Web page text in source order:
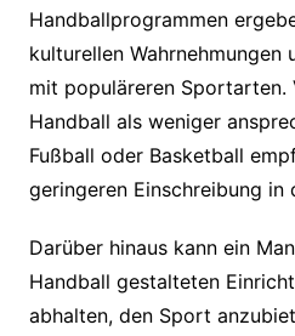
Handballprogrammen
kulturellen Wahrnehmungen
mit populäreren Sportarten.
Handball als weniger
Fußball oder Basketball
geringeren Einschreibung in
Darüber hinaus kann ein
Handball gestalteten
abhalten, den Sport